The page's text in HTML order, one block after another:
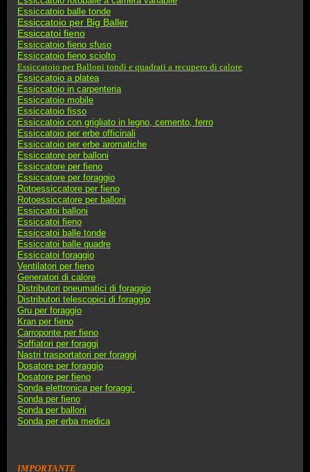
Essiccatoio balle tonde
Essiccatoio per Big Baller
Essiccatoi fieno
Essiccatoio fieno sfuso
Essiccatoio fieno sciolto
Essiccatoio per Balloni tondi e quadrati a recupero di calore
Essiccatoio a platea
Essiccatoio in carpenteria
Essiccatoio mobile
Essiccatoio fisso
Essiccatoio con grigliato in legno, cemento, ferro
Essiccatoio per erbe officinali
Essiccatoio per erbe aromatiche
Essiccatore per balloni
Essiccatore per fieno
Essiccatore per foraggio
Rotoessiccatore per fieno
Rotoessiccatore per balloni
Essiccatoi balloni
Essiccatoi fieno
Essiccatoi balle tonde
Essiccatoi balle quadre
Essiccatoi foraggio
Ventilatori per fieno
Generatori di calore
Distributori pneumatici di foraggio
Distributori telescopici di foraggio
Gru per foraggio
Kran per fieno
Carroponte per fieno
Soffiatori per foraggi
Nastri trasportatori per foraggi
Dosatore per foraggio
Dosatore per fieno
Sonda elettronica per foraggi
Sonda per fieno
Sonda per balloni
Sonda per erba medica
IMPORTANTE